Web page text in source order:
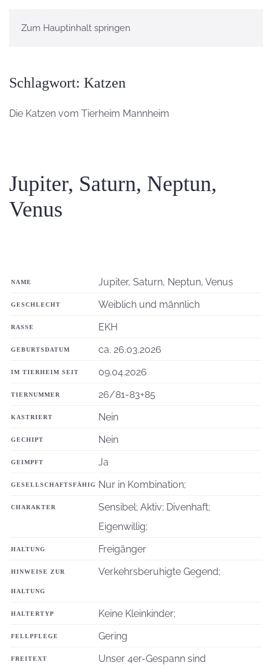
Zum Hauptinhalt springen
Schlagwort: Katzen
Die Katzen vom Tierheim Mannheim
Jupiter, Saturn, Neptun,
Venus
NAME Jupiter, Saturn, Neptun, Venus
GESCHLECHT Weiblich und männlich
RASSE EKH
GEBURTSDATUM ca. 26.03.2026
IM TIERHEIM SEIT 09.04.2026
TIERNUMMER 26/81-83+85
KASTRIERT Nein
GECHIPT Nein
GEIMPFT Ja
GESELLSCHAFTSFÄHIG Nur in Kombination;
CHARAKTER
Sensibel; Aktiv; Divenhaft;
Eigenwillig;
HALTUNG Freigänger
HINWEISE ZUR
HALTUNG
Verkehrsberuhigte Gegend;
HALTERTYP Keine Kleinkinder;
FELLPFLEGE Gering
FREITEXT
Unser 4er-Gespann sind